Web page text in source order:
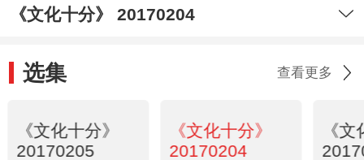
《文化十分》 20170204
选集 查看更多
《文化十分》
20170205
《文化十分》
20170204
《